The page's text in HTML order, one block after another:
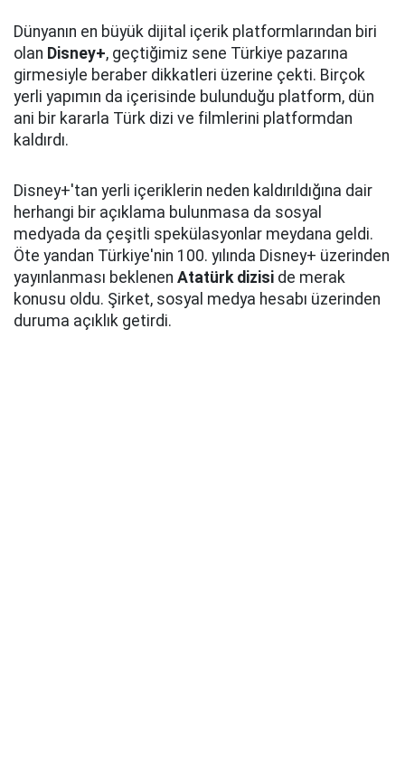
Dünyanın en büyük dijital içerik platformlarından biri
olan Disney+, geçtiğimiz sene Türkiye pazarına
girmesiyle beraber dikkatleri üzerine çekti. Birçok
yerli yapımın da içerisinde bulunduğu platform, dün
ani bir kararla Türk dizi ve filmlerini platformdan
kaldırdı.
Disney+'tan yerli içeriklerin neden kaldırıldığına dair
herhangi bir açıklama bulunmasa da sosyal
medyada da çeşitli spekülasyonlar meydana geldi.
Öte yandan Türkiye'nin 100. yılında Disney+ üzerinden
yayınlanması beklenen Atatürk dizisi de merak
konusu oldu. Şirket, sosyal medya hesabı üzerinden
duruma açıklık getirdi.